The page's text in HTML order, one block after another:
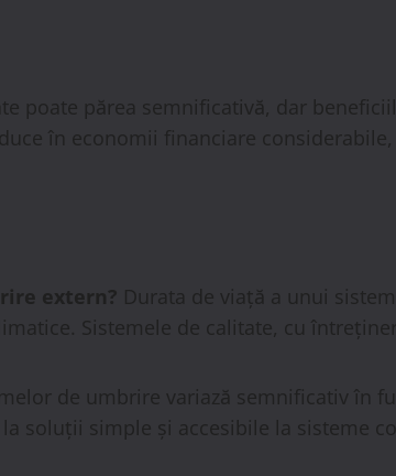
poate părea semnificativă, dar
în economii financiare
extern? Durata de viață a unui
Sistemele de calitate, cu
de umbrire variază semnificativ în
soluții simple și accesibile la sisteme